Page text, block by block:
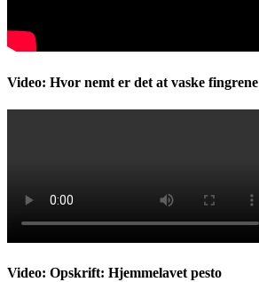
Video: Hvor nemt er det at vaske
Video: Opskrift: Hjemmelavet pesto